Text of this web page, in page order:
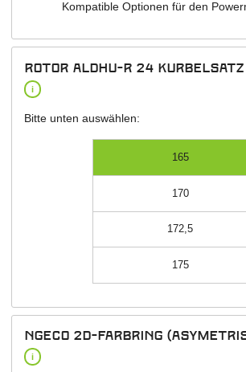
Kompatible Optionen für den
Rotor ALDHU-R 24 Kurbelsatz
i
Bitte unten auswählen:
165
170
172,5
175
NGeco 2D-Farbring
i